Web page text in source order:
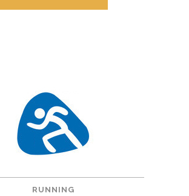
RUNNING